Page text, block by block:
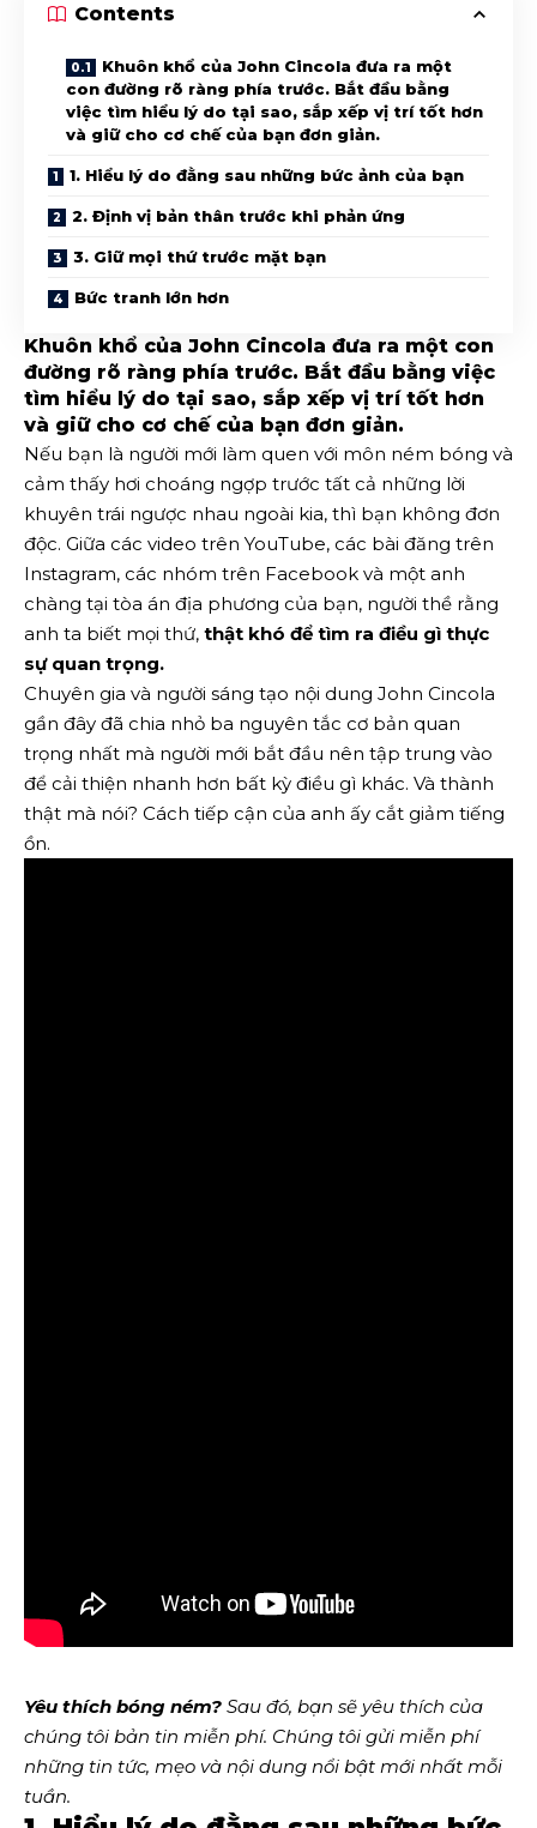
Contents
Khuôn khổ của John Cincola đưa ra một
con đường rõ ràng phía trước. Bắt đầu bằng
việc tìm hiểu lý do tại sao, sắp xếp vị trí tốt hơn
và giữ cho cơ chế của bạn đơn giản.
1. Hiểu lý do đằng sau những bức ảnh của bạn
2. Định vị bản thân trước khi phản ứng
3. Giữ mọi thứ trước mặt bạn
Bức tranh lớn hơn
Khuôn khổ của John Cincola đưa ra một con
đường rõ ràng phía trước. Bắt đầu bằng việc
tìm hiểu lý do tại sao, sắp xếp vị trí tốt hơn
và giữ cho cơ chế của bạn đơn giản.
Nếu bạn là người mới làm quen với môn ném bóng và
cảm thấy hơi choáng ngợp trước tất cả những lời
khuyên trái ngược nhau ngoài kia, thì bạn không đơn
độc. Giữa các video trên YouTube, các bài đăng trên
Instagram, các nhóm trên Facebook và một anh
chàng tại tòa án địa phương của bạn, người thề rằng
anh ta biết mọi thứ, thật khó để tìm ra điều gì thực
sự quan trọng.
Chuyên gia và người sáng tạo nội dung John Cincola
gần đây đã chia nhỏ ba nguyên tắc cơ bản quan
trọng nhất mà người mới bắt đầu nên tập trung vào
để cải thiện nhanh hơn bất kỳ điều gì khác. Và thành
thật mà nói? Cách tiếp cận của anh ấy cắt giảm tiếng
ồn.
Yêu thích bóng ném? Sau đó, bạn sẽ yêu thích của
chúng tôi bản tin miễn phí. Chúng tôi gửi miễn phí
những tin tức, mẹo và nội dung nổi bật mới nhất mỗi
tuần.